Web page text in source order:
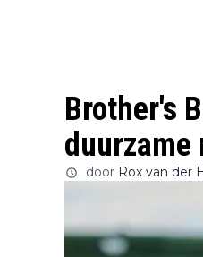
Brother's
duurzame
door Rox van der